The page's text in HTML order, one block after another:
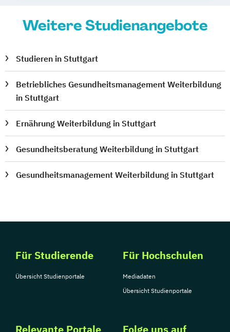
Weitere Studienangebote
Studieren in Stuttgart
Betriebliches Gesundheitsmanagement Weiterbildung
in Stuttgart
Ernährung Weiterbildung in Stuttgart
Gesundheitsberatung Weiterbildung in Stuttgart
Gesundheitsmanagement Weiterbildung in Stuttgart
Für Studierende
Übersicht Studienportale
Für Hochschulen
Mediadaten
Übersicht Studienportale